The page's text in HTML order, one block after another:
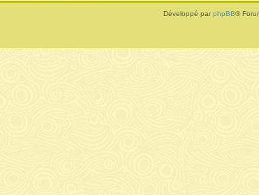
Développé par phpBB®